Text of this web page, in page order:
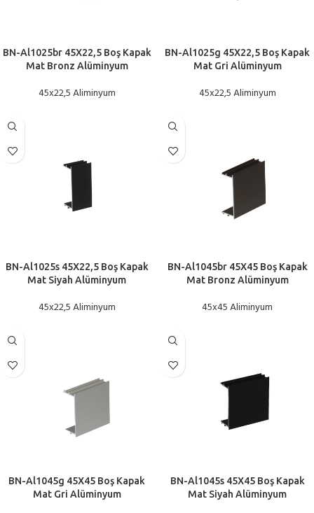
BN-Al1025br 45X22,5 Boş Kapak
Mat Bronz Alüminyum
45x22,5 Aliminyum
BN-Al1025g 45X22,5 Boş Kapak
Mat Gri Alüminyum
45x22,5 Aliminyum
BN-Al1025s 45X22,5 Boş Kapak
Mat Siyah Alüminyum
45x22,5 Aliminyum
BN-Al1045br 45X45 Boş Kapak
Mat Bronz Alüminyum
45x45 Aliminyum
BN-Al1045g 45X45 Boş Kapak
Mat Gri Alüminyum
BN-Al1045s 45X45 Boş Kapak
Mat Siyah Alüminyum